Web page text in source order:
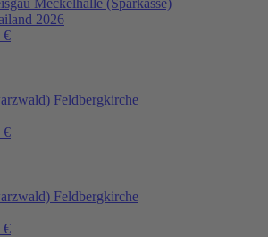
2026
€
Feldbergkirche
€
Feldbergkirche
€